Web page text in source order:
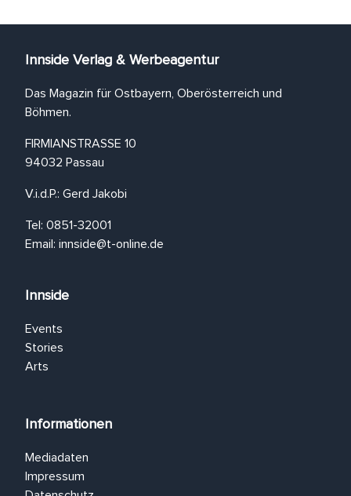
Innside Verlag & Werbeagentur
Das Magazin für Ostbayern, Oberösterreich und
Böhmen.
FIRMIANSTRASSE 10
94032 Passau
V.i.d.P.: Gerd Jakobi
Tel: 0851-32001
Email: innside@t-online.de
Innside
Events
Stories
Arts
Informationen
Mediadaten
Impressum